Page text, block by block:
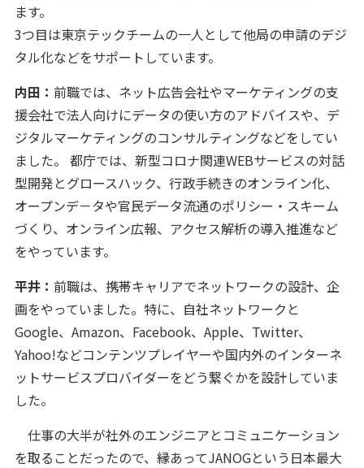
ます。
3つ目は東京テックチームの一人として他局の申請のデジ
タル化などをサポートしています。
内田： 前職では、ネット広告会社やマーケティングの支
援会社で法人向けにデータの使い方のアドバイスや、デ
ジタルマーケティングのコンサルティングなどをしてい
ました。 都庁では、新型コロナ関連WEBサービスの対話
型開発とグロースハック、行政手続きのオンライン化、
オープンデ－タや官民データ流通のポリシー・スキーム
づくり、オンライン広報、アクセス解析の導入推進など
をやっています。
平井： 前職は、携帯キャリアでネットワークの設計、企
画をやっていました。特に、自社ネットワークと
Google、Amazon、Facebook、Apple、Twitter、
Yahoo!などコンテンツプレイヤーや国内外のインターネ
ットサービスプロバイダーをどう繋ぐかを設計していま
した。
仕事の大半が社外のエンジニアとコミュニケーション
を取ることだったので、縁あってJANOGという日本最大